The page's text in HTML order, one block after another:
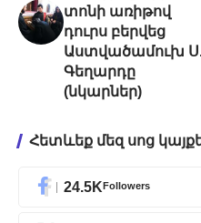
տոնի առիթով
դուրս բերվեց
Աստվածամուխ
Գեղարդը
(նկարներ)
Հետևեք մեզ սոց
24.5KFollowers